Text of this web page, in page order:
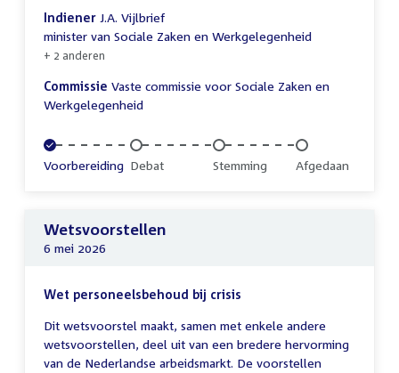
Indiener J.A. Vijlbrief
minister van Sociale Zaken en Werkgelegenheid
+ 2 anderen
Commissie Vaste commissie voor Sociale Zaken en
Werkgelegenheid
Voltooid:
Voorbereiding Onvoltooid:
Debat Onvoltooid:
Stemming Onvoltooid:
Afgedaan
Wetsvoorstellen
6 mei 2026
Wet personeelsbehoud bij crisis
Dit wetsvoorstel maakt, samen met enkele andere
wetsvoorstellen, deel uit van een bredere hervorming
van de Nederlandse arbeidsmarkt. De voorstellen